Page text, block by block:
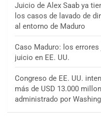
Juicio de Alex Saab ya
los casos de lavado de
al entorno de Maduro
Caso Maduro: los
juicio en EE. UU.
Congreso de EE. UU.
más de USD 13.000
administrado por